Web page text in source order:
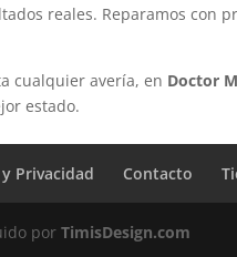
reales. Reparamos con
cualquier avería, en Doctor
estado.
Privacidad Contacto
porTimisDesign.com